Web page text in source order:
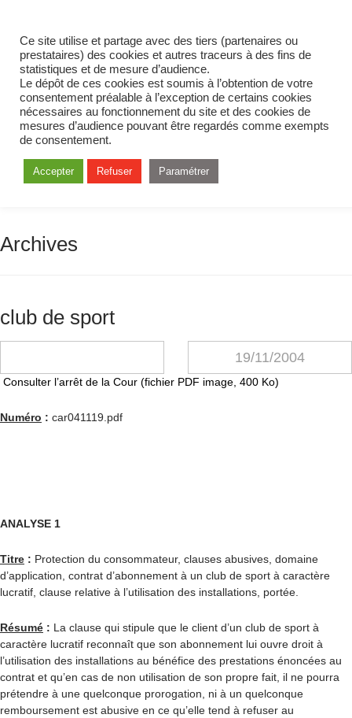
Archives
club de sport
19/11/2004
Consulter l’arrêt de la Cour (fichier PDF image, 400 Ko)
Numéro : car041119.pdf
ANALYSE 1
Titre : Protection du consommateur, clauses abusives, domaine
d’application, contrat d’abonnement à un club de sport à caractère
lucratif, clause relative à l’utilisation des installations, portée.
Résumé : La clause qui stipule que le client d’un club de sport à
caractère lucratif reconnaît que son abonnement lui ouvre droit à
l’utilisation des installations au bénéfice des prestations énoncées au
contrat et qu’en cas de non utilisation de son propre fait, il ne pourra
prétendre à une quelconque prorogation, ni à un quelconque
remboursement est abusive en ce qu’elle tend à refuser au
Ce site utilise et partage avec des tiers (partenaires ou
prestataires) des cookies et autres traceurs à des fins de
statistiques et de mesure d’audience.
Le dépôt de ces cookies est soumis à l’obtention de votre
consentement préalable à l’exception de certains cookies
nécessaires au fonctionnement du site et des cookies de
mesures d’audience pouvant être regardés comme exempts
de consentement.
Accepter Refuser Paramétrer